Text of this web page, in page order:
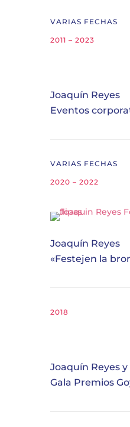
VARIAS FECHAS
2011 – 2023
Joaquín Reyes
Eventos
VARIAS FECHAS
2020 – 2022
Joaquín Reyes
«Festejen la
2018
Joaquín Reyes
Gala Premios